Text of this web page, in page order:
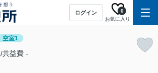
ログイン
お気に入り
0
空室1
共益費 -